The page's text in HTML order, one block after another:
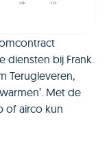
diensten bij Frank.
Terugleveren,
’. Met de
of airco kun